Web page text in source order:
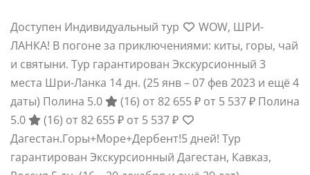
Доступен Индивидуальный тур
WOW, ШРИ-
ЛАНКА! В погоне за приключениями: киты, горы, чай
и святыни. Тур гарантирован Экскурсионный 3
места Шри-Ланка 14 дн. (25 янв – 07 фев 2023 и ещё 4
даты) Полина 5.0 (16) от 82 655 ₽ от 5 537 ₽ Полина
5.0
(16) от 82 655 ₽ от 5 537 ₽
Дагестан.Горы+Море+Дербент!5 дней! Тур
гарантирован Экскурсионный Дагестан, Кавказ,